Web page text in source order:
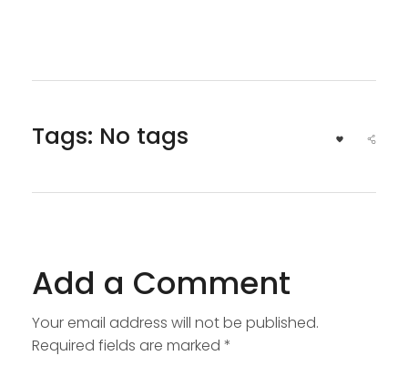
Tags: No tags
Add a Comment
Your email address will not be published.
Required fields are marked *